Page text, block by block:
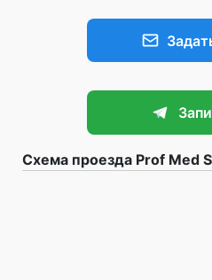
Схема проезда Prof Med